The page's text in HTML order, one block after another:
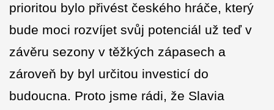
prioritou bylo přivést českého hráče, který
bude moci rozvíjet svůj potenciál už teď v
závěru sezony v těžkých zápasech a
zároveň by byl určitou investicí do
budoucna. Proto jsme rádi, že Slavia